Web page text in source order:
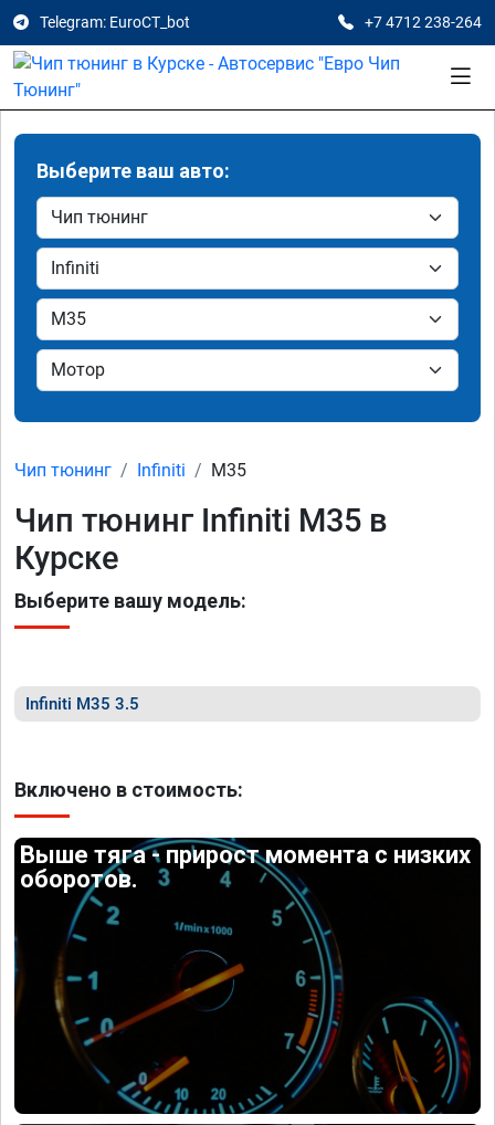
Telegram: EuroCT_bot +7 4712 238-264
Выберите ваш авто:
Чип тюнинг Infiniti M35
Чип тюнинг Infiniti M35 в
Курске
Выберите вашу модель:
Infiniti M35 3.5
Включено в стоимость:
Выше тяга - прирост момента с низких
оборотов.